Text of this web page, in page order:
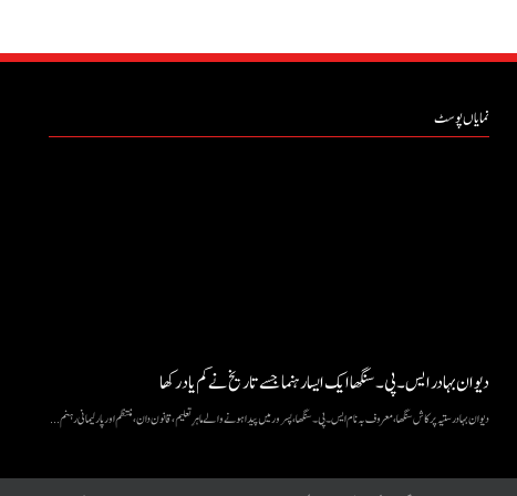
نمایاں پوسٹ
دیوان بہادر ایس۔ پی۔ سنگھا ایک ایسا رہنما جسے تاریخ نے کم یاد رکھا
دیوان بہادر ستیہ پرکاش سنگھا، معروف بہ نام ایس۔ پی۔ سنگھا، پسرور میں پیدا ہونے والے ماہرِ تعلیم، قانون دان، منتظم اور پارلیمانی رہنم...